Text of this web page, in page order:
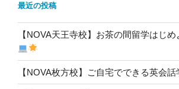
最近の投稿
【NOVA天王寺校】お茶の間留学はじ
【NOVA枚方校】ご自宅でできる英会話